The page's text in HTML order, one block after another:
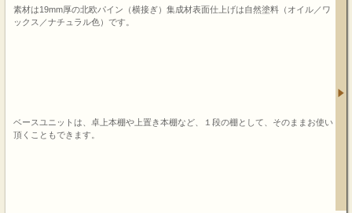
素材は19mm厚の北欧パイン（横接ぎ）集成材表面仕上げは自然塗料（オイル／ワ
ックス／ナチュラル色）です。
ベースユニットは、卓上本棚や上置き本棚など、１段の棚として、そのままお使い
頂くこともできます。